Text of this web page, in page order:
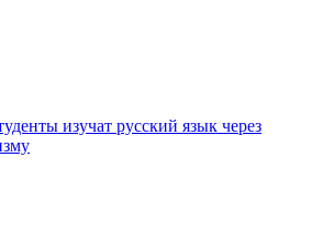
изучат русский язык через